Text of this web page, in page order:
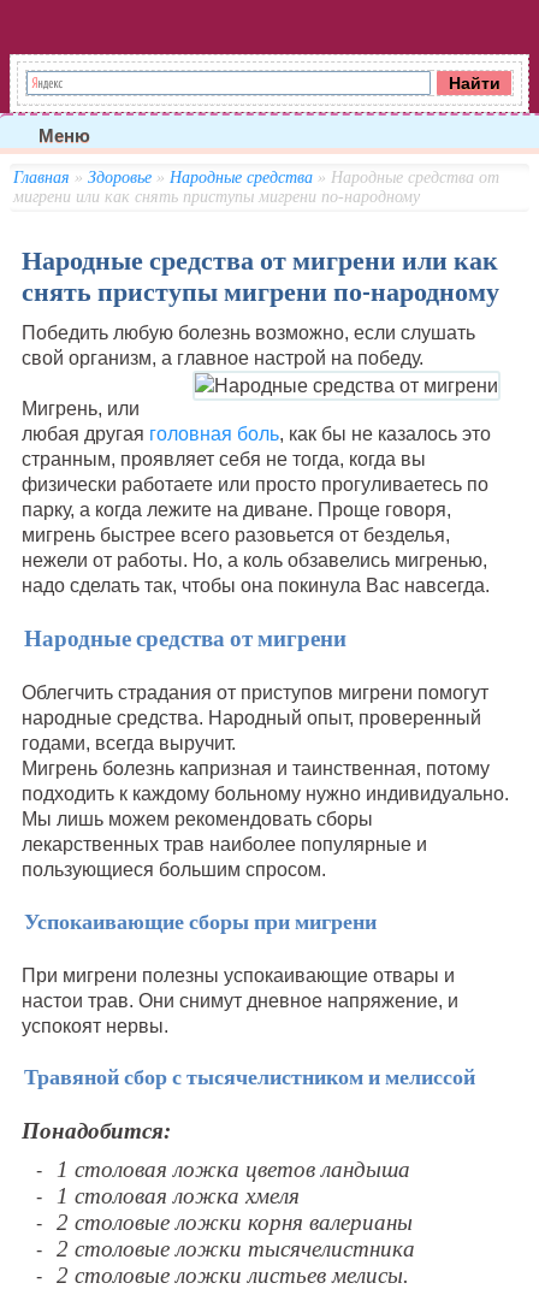
Меню
Главная » Здоровье» Народные средства» Народные средства от
мигрени или как снять приступы мигрени по-народному
Народные средства от мигрени или как
снять приступы мигрени по-народному
Победить любую болезнь возможно, если слушать
свой организм, а главное настрой на победу.
Мигрень, или
любая другая головная боль, как бы не казалось это
странным, проявляет себя не тогда, когда вы
физически работаете или просто прогуливаетесь по
парку, а когда лежите на диване. Проще говоря,
мигрень быстрее всего разовьется от безделья,
нежели от работы. Но, а коль обзавелись мигренью,
надо сделать так, чтобы она покинула Вас навсегда.
Народные средства от мигрени
Облегчить страдания от приступов мигрени помогут
народные средства. Народный опыт, проверенный
годами, всегда выручит.
Мигрень болезнь капризная и таинственная, потому
подходить к каждому больному нужно индивидуально.
Мы лишь можем рекомендовать сборы
лекарственных трав наиболее популярные и
пользующиеся большим спросом.
Успокаивающие сборы при мигрени
При мигрени полезны успокаивающие отвары и
настои трав. Они снимут дневное напряжение, и
успокоят нервы.
Травяной сбор с тысячелистником и мелиссой
Понадобится:
1 столовая ложка цветов ландыша
1 столовая ложка хмеля
2 столовые ложки корня валерианы
2 столовые ложки тысячелистника
2 столовые ложки листьев мелисы.